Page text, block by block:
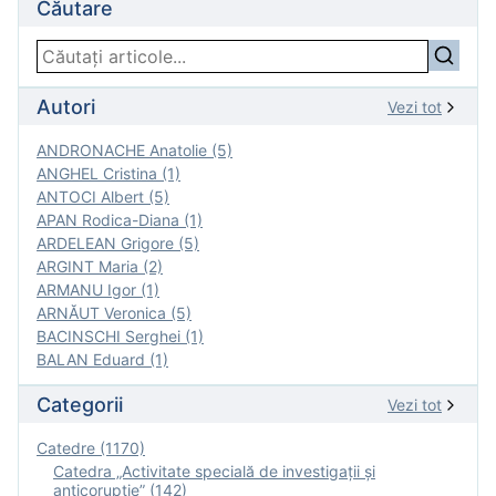
Căutare
Autori Vezi tot
ANDRONACHE Anatolie (5)
ANGHEL Cristina (1)
ANTOCI Albert (5)
APAN Rodica-Diana (1)
ARDELEAN Grigore (5)
ARGINT Maria (2)
ARMANU Igor (1)
ARNĂUT Veronica (5)
BACINSCHI Serghei (1)
BALAN Eduard (1)
Categorii Vezi tot
Catedre (1170)
Catedra „Activitate specială de investigaţii şi
anticorupție” (142)